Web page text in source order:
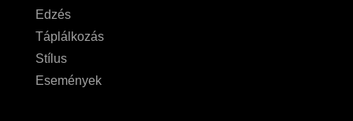
Edzés
Táplálkozás
Stílus
Események